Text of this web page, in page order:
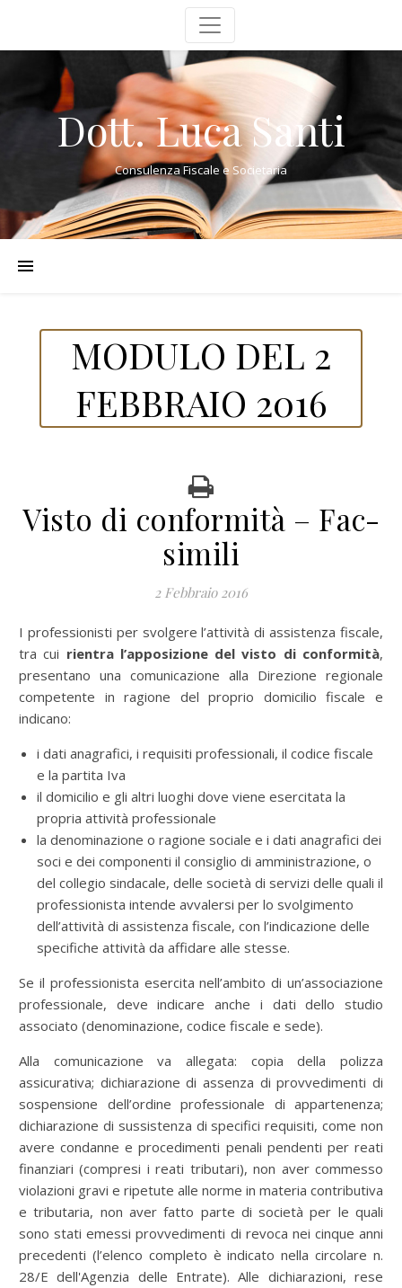
Dott. Luca Santi
Consulenza Fiscale e Societaria
MODULO DEL 2
FEBBRAIO 2016
Visto di conformità – Fac-
simili
2 Febbraio 2016
I professionisti per svolgere l’attività di assistenza fiscale,
tra cui rientra l’apposizione del visto di conformità,
presentano una comunicazione alla Direzione regionale
competente in ragione del proprio domicilio fiscale e
indicano:
i dati anagrafici, i requisiti professionali, il codice fiscale
e la partita Iva
il domicilio e gli altri luoghi dove viene esercitata la
propria attività professionale
la denominazione o ragione sociale e i dati anagrafici dei
soci e dei componenti il consiglio di amministrazione, o
del collegio sindacale, delle società di servizi delle quali il
professionista intende avvalersi per lo svolgimento
dell’attività di assistenza fiscale, con l’indicazione delle
specifiche attività da affidare alle stesse.
Se il professionista esercita nell’ambito di un’associazione
professionale, deve indicare anche i dati dello studio
associato (denominazione, codice fiscale e sede).
Alla comunicazione va allegata: copia della polizza
assicurativa; dichiarazione di assenza di provvedimenti di
sospensione dell’ordine professionale di appartenenza;
dichiarazione di sussistenza di specifici requisiti, come non
avere condanne e procedimenti penali pendenti per reati
finanziari (compresi i reati tributari), non aver commesso
violazioni gravi e ripetute alle norme in materia contributiva
e tributaria, non aver fatto parte di società per le quali
sono stati emessi provvedimenti di revoca nei cinque anni
precedenti (l’elenco completo è indicato nella circolare n.
28/E dell'Agenzia delle Entrate). Alle dichiarazioni, rese